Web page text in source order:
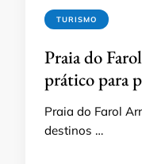
TURISMO
Praia do
prático para
Praia do Farol
destinos …